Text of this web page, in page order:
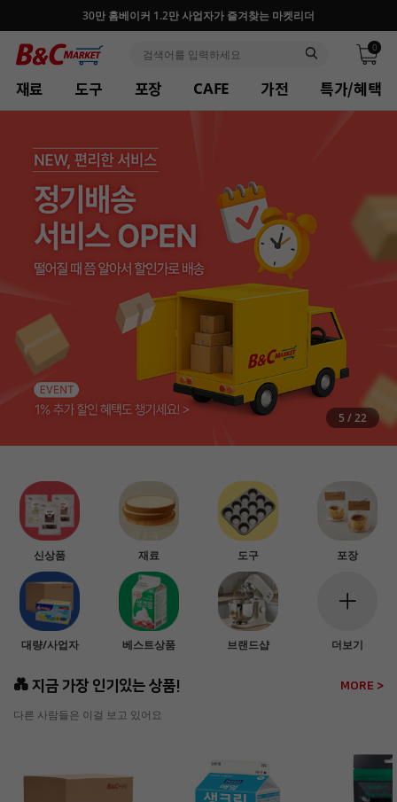
30만 홈베이커 1.2만 사업자가 즐겨찾는 마켓리더
0
재료 도구 포장 CAFE 가전 특가/혜택
6 /22
신상품 재료 도구 포장
대량/사업자 베스트상품 브랜드샵 더보기
💑 지금 가장 인기있는 상품! MORE >
다른 사람들은 이걸 보고 있어요